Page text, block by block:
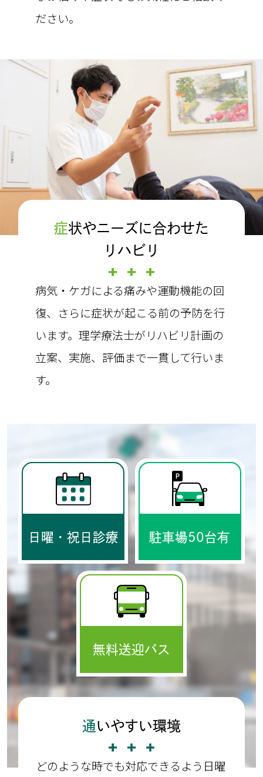
ださい。
症状やニーズに合わせた
リハビリ
病気・ケガによる痛みや運動機能の回
復、さらに症状が起こる前の予防を行
います。理学療法士がリハビリ計画の
立案、実施、評価まで一貫して行いま
す。
日曜・祝日診療 駐車場50台有
無料送迎バス
通いやすい環境
どのような時でも対応できるよう日曜